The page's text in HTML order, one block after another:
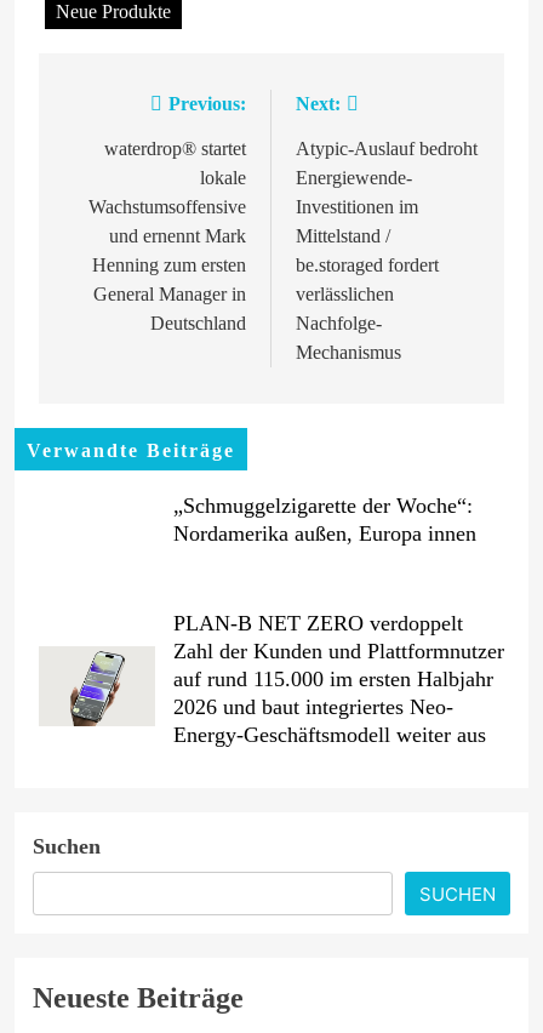
Neue Produkte
Beitragsnavigation
Previous:
waterdrop® startet
lokale
Wachstumsoffensive
und ernennt Mark
Henning zum ersten
General Manager in
Deutschland
Next:
Atypic-Auslauf bedroht
Energiewende-
Investitionen im
Mittelstand /
be.storaged fordert
verlässlichen
Nachfolge-
Mechanismus
Verwandte Beiträge
„Schmuggelzigarette der Woche“:
Nordamerika außen, Europa innen
PLAN-B NET ZERO verdoppelt
Zahl der Kunden und Plattformnutzer
auf rund 115.000 im ersten Halbjahr
2026 und baut integriertes Neo-
Energy-Geschäftsmodell weiter aus
für einen aktiven und ausgewogenen
Alltag
AKKO feiert 10-jähriges Jubiläum
Suchen
SUCHEN
Neueste Beiträge